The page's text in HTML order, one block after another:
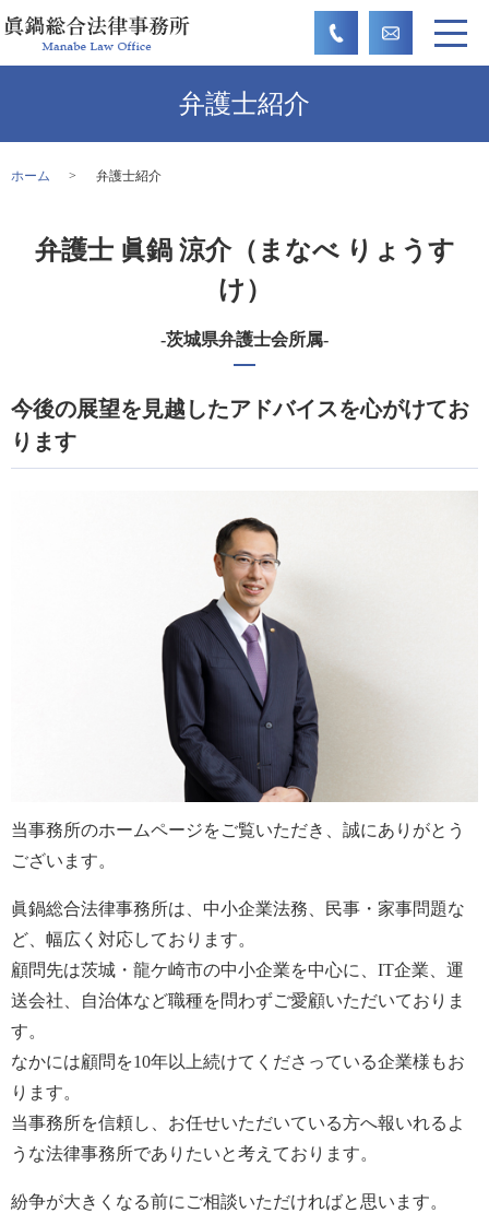
弁護士紹介
ホーム 弁護士紹介
弁護士 眞鍋 涼介（まなべ りょうす
け）
-茨城県弁護士会所属-
今後の展望を見越したアドバイスを心がけてお
ります
当事務所のホームページをご覧いただき、誠にありがとう
ございます。
眞鍋総合法律事務所は、中小企業法務、民事・家事問題な
ど、幅広く対応しております。
顧問先は茨城・龍ケ崎市の中小企業を中心に、IT企業、運
送会社、自治体など職種を問わずご愛顧いただいておりま
す。
なかには顧問を10年以上続けてくださっている企業様もお
ります。
当事務所を信頼し、お任せいただいている方へ報いれるよ
うな法律事務所でありたいと考えております。
紛争が大きくなる前にご相談いただければと思います。